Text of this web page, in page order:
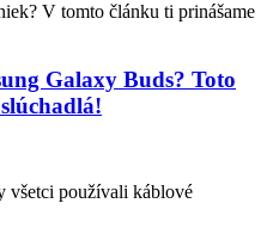
V tomto článku ti prinášame
Galaxy Buds? Toto
všetci používali káblové